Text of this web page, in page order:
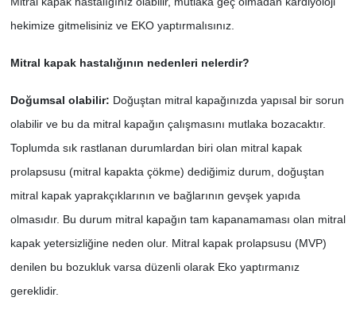
hekimize gitmelisiniz ve EKO yaptırmalısınız.
Mitral kapak hastalığının nedenleri nelerdir?
Doğumsal olabilir: Doğuştan mitral kapağınızda yapısal bir sorun
olabilir ve bu da mitral kapağın çalışmasını mutlaka bozacaktır.
Toplumda sık rastlanan durumlardan biri olan mitral kapak
prolapsusu (mitral kapakta çökme) dediğimiz durum, doğuştan
mitral kapak yaprakçıklarının ve bağlarının gevşek yapıda
olmasıdır. Bu durum mitral kapağın tam kapanamaması olan mitral
kapak yetersizliğine neden olur. Mitral kapak prolapsusu (MVP)
denilen bu bozukluk varsa düzenli olarak Eko yaptırmanız
gereklidir.